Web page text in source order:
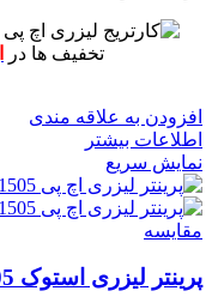
تخفیف ها در
افزودن به علاقه مندی
اطلاعات بیشتر
نمایش سریع
مقايسه
پرینتر لیزری استوک HP LaserJet P1505